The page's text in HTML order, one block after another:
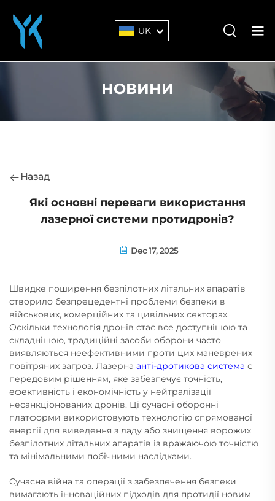
UK
НОВИНИ
Назад
Які основні переваги використання
лазерної системи протидронів?
Dec 17, 2025
Швидке поширення безпілотних літальних апаратів
створило безпрецедентні проблеми безпеки в
військових, комерційних та цивільних секторах.
Оскільки технологія дронів стає все доступнішою та
складнішою, традиційні засоби оборони часто
виявляються неефективними проти цих маневрених
повітряних загроз. Лазерна анті-дротикова система є
передовим рішенням, яке забезпечує точність,
ефективність і економічність у нейтралізації
несанкціонованих дронів. Ці сучасні оборонні
платформи використовують технологію спрямованої
енергії для виведення з ладу або знищення ворожих
безпілотних літальних апаратів із вражаючою точністю
та мінімальними побічними наслідками.
Сучасна війна та операції з забезпечення безпеки
вимагають інноваційних підходів для протидії новим